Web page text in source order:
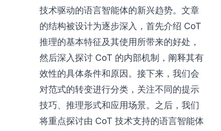
技术驱动的语言智能体的新兴趋势。文章
的结构被设计为逐步深入，首先介绍 CoT
推理的基本特征及其使用所带来的好处，
然后深入探讨 CoT 的内部机制，阐释其有
效性的具体条件和原因。接下来，我们会
对范式的转变进行分类，关注不同的提示
技巧、推理形式和应用场景。之后，我们
将重点探讨由 CoT 技术支持的语言智能体